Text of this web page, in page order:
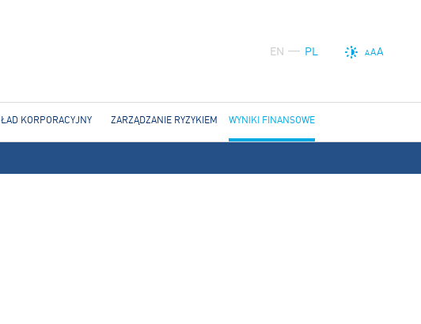
EN PL AAA
ŁAD KORPORACYJNY ZARZĄDZANIE RYZYKIEM WYNIKI FINANSOWE